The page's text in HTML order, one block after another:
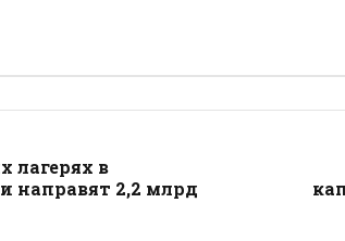
лагерях в
направят 2,2 млрд